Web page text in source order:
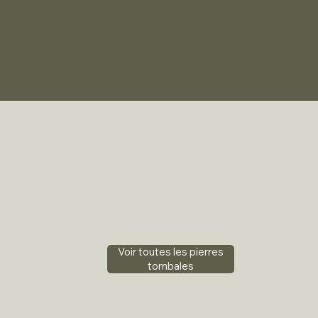
Voir toutes les pierres
tombales